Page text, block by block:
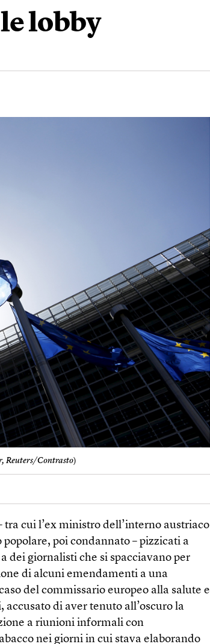
lobby
Reuters/Contrasto)
cui l’ex ministro dell’interno austriaco
popolare, poi condannato – pizzicati a
dei giornalisti che si spacciavano per
di alcuni emendamenti a una
del commissario europeo alla salute e
di aver tenuto all’oscuro la
a riunioni informali con
nei giorni in cui stava elaborando